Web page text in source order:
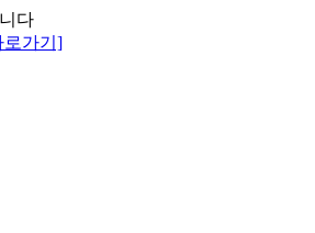
다
로가기]